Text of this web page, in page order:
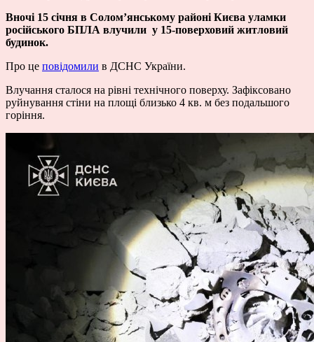
Вночі 15 січня в Солом’янському районі Києва уламки
російського БПЛА влучили у 15-поверховий житловий
будинок.
Про це повідомили в ДСНС України.
Влучання сталося на рівні технічного поверху. Зафіксовано
руйнування стіни на площі близько 4 кв. м без подальшого
горіння.